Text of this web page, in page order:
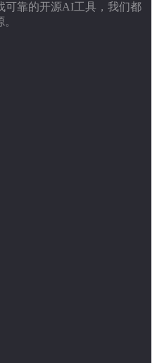
可靠的开源AI工具，我们都